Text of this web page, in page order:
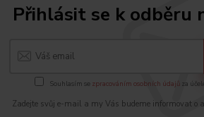
Přihlásit se k odběru
Souhlasím se zpracováním osobních údajů za
Zadejte svůj e-mail a my Vás budeme informovat o